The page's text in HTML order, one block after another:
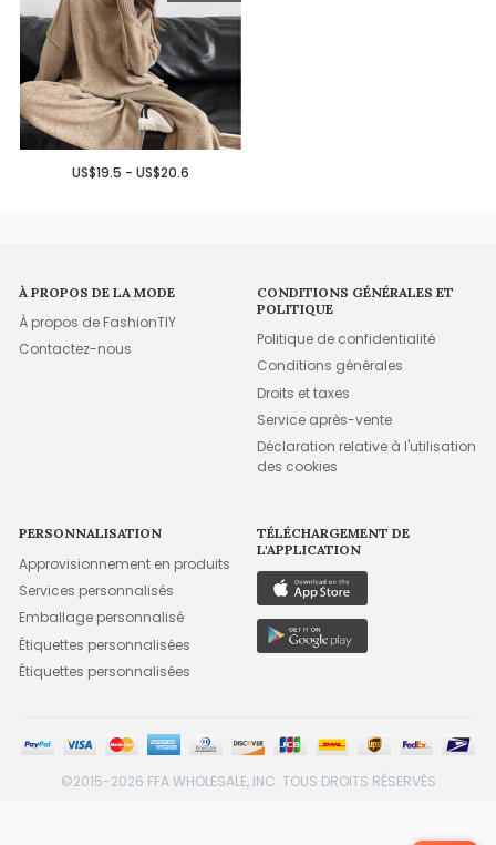
US$19.5 - US$20.6
À PROPOS DE LA MODE
À propos de FashionTIY
Contactez-nous
CONDITIONS GÉNÉRALES ET
POLITIQUE
Politique de confidentialité
Conditions générales
Droits et taxes
Service après-vente
Déclaration relative à l'utilisation
des cookies
PERSONNALISATION
Approvisionnement en produits
Services personnalisés
Emballage personnalisé
Étiquettes personnalisées
Étiquettes personnalisées
TÉLÉCHARGEMENT DE
L'APPLICATION
©2015-2026 FFA WHOLESALE, INC. TOUS DROITS RÉSERVÉS